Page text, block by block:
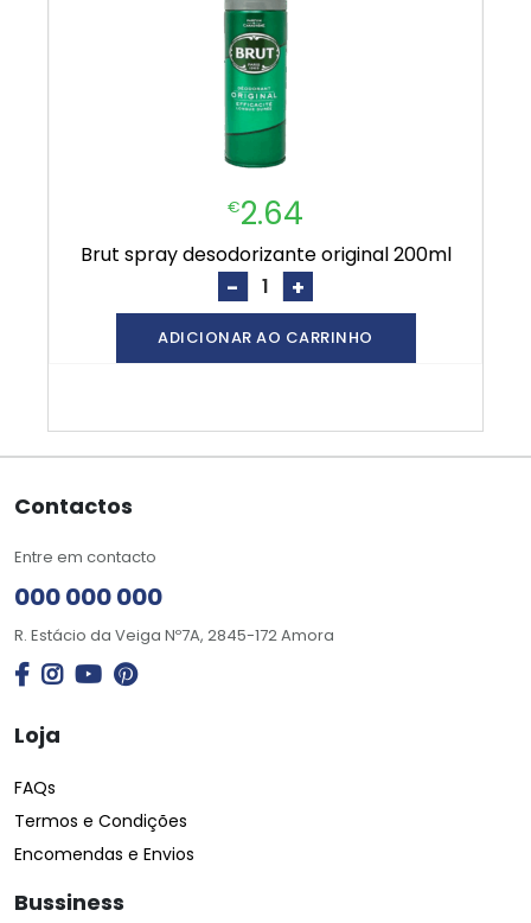
€2.64
brut spray desodorizante original 200ml
- +
ADICIONAR AO CARRINHO
Contactos
Entre em contacto
000 000 000
R. Estácio da Veiga Nº7A, 2845-172 Amora
Loja
FAQs
Termos e Condições
Encomendas e Envios
Bussiness